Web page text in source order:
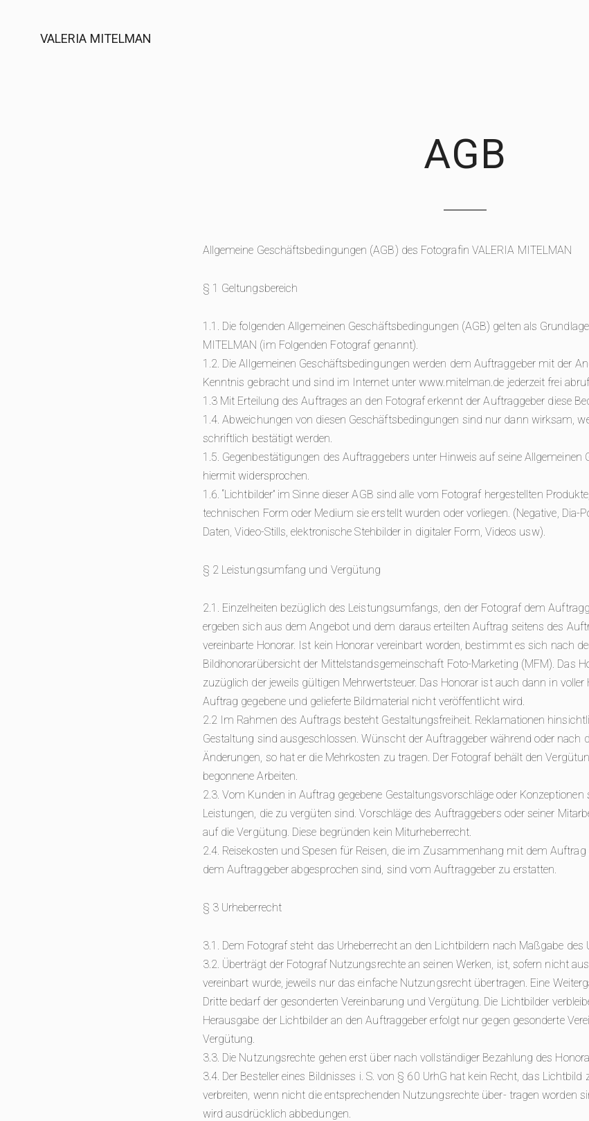
VALERIA MITELMAN
AGB
Allgemeine Geschäftsbedingungen (AGB) des Fotografin VALERIA MITELMAN
§ 1 Geltungsbereich
1.1. Die folgenden Allgemeinen Geschäftsbedingungen (AGB) gelten als
MITELMAN (im Folgenden Fotograf genannt).
1.2. Die Allgemeinen Geschäftsbedingungen werden dem Auftraggeber mit der
Kenntnis gebracht und sind im Internet unter www.mitelman.de jederzeit frei
1.3 Mit Erteilung des Auftrages an den Fotograf erkennt der Auftraggeber diese
1.4. Abweichungen von diesen Geschäftsbedingungen sind nur dann wirksam,
schriftlich bestätigt werden.
1.5. Gegenbestätigungen des Auftraggebers unter Hinweis auf seine
hiermit widersprochen.
1.6. “Lichtbilder” im Sinne dieser AGB sind alle vom Fotograf hergestellten
technischen Form oder Medium sie erstellt wurden oder vorliegen. (Negative, Dia-
Daten, Video-Stills, elektronische Stehbilder in digitaler Form, Videos usw).
§ 2 Leistungsumfang und Vergütung
2.1. Einzelheiten bezüglich des Leistungsumfangs, den der Fotograf dem
ergeben sich aus dem Angebot und dem daraus erteilten Auftrag seitens des
vereinbarte Honorar. Ist kein Honorar vereinbart worden, bestimmt es sich nach
Bildhonorarübersicht der Mittelstandsgemeinschaft Foto-Marketing (MFM). Das
zuzüglich der jeweils gültigen Mehrwertsteuer. Das Honorar ist auch dann in
Auftrag gegebene und gelieferte Bildmaterial nicht veröffentlicht wird.
2.2 Im Rahmen des Auftrags besteht Gestaltungsfreiheit. Reklamationen
Gestaltung sind ausgeschlossen. Wünscht der Auftraggeber während oder nach
Änderungen, so hat er die Mehrkosten zu tragen. Der Fotograf behält den
begonnene Arbeiten.
2.3. Vom Kunden in Auftrag gegebene Gestaltungsvorschläge oder Konzeptionen
Leistungen, die zu vergüten sind. Vorschläge des Auftraggebers oder seiner
auf die Vergütung. Diese begründen kein Miturheberrecht.
2.4. Reisekosten und Spesen für Reisen, die im Zusammenhang mit dem
dem Auftraggeber abgesprochen sind, sind vom Auftraggeber zu erstatten.
§ 3 Urheberrecht
3.1. Dem Fotograf steht das Urheberrecht an den Lichtbildern nach Maßgabe des
3.2. Überträgt der Fotograf Nutzungsrechte an seinen Werken, ist, sofern nicht
vereinbart wurde, jeweils nur das einfache Nutzungsrecht übertragen. Eine
Dritte bedarf der gesonderten Vereinbarung und Vergütung. Die Lichtbilder
Herausgabe der Lichtbilder an den Auftraggeber erfolgt nur gegen gesonderte
Vergütung.
3.3. Die Nutzungsrechte gehen erst über nach vollständiger Bezahlung des
3.4. Der Besteller eines Bildnisses i. S. von § 60 UrhG hat kein Recht, das
verbreiten, wenn nicht die entsprechenden Nutzungsrechte über- tragen worden
wird ausdrücklich abbedungen.